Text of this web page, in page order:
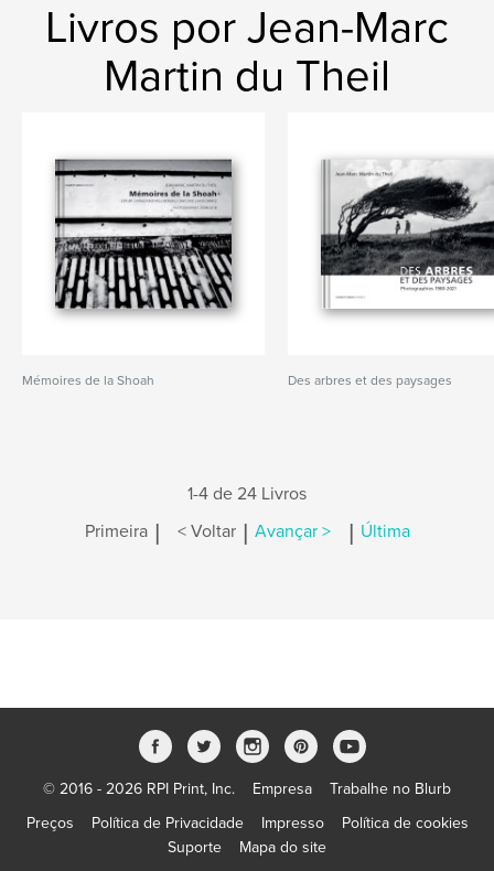
Livros por Jean-Marc
Martin du Theil
Mémoires de la Shoah Des arbres et des paysages
1-4 de 24 Livros
Primeira | < Voltar | Avançar > | Última
© 2016 - 2026 RPI Print, Inc. Empresa
Trabalhe no Blurb
Preços
Política de Privacidade Impresso
Política de cookies
Suporte
Mapa do site